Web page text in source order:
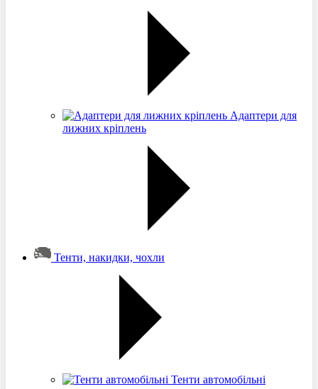
Адаптери для
лижних кріплень
Тенти, накидки, чохли
Тенти автомобільні